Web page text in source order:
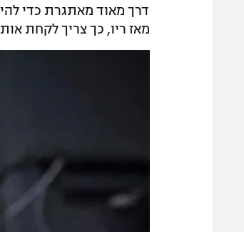
דרך מאוד מאתגרת כדי
מאז ריו, כך צריך לקחת